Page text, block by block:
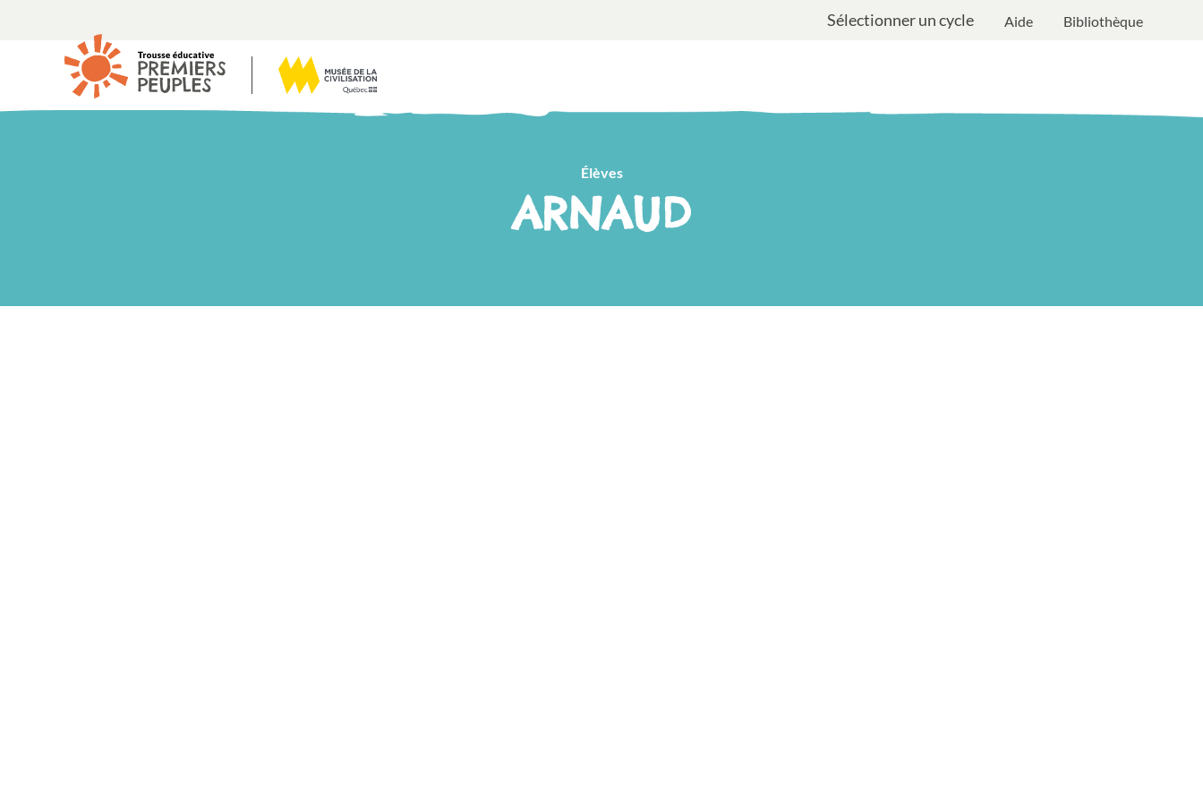
Sélectionner un cycle Aide Bibliothèque
Élèves
ARNAUD